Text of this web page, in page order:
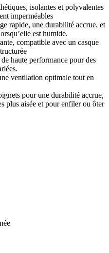
isolantes et polyvalentes
imperméables
rapide, une durabilité accrue, et
est humide.
compatible avec un casque
haute performance pour des
ventilation optimale tout en
pour une durabilité accrue,
plus aisée et pour enfiler ou ôter